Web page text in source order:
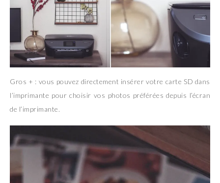
Gros + : vous pouvez directement insérer votre carte SD dans
l’imprimante pour choisir vos photos préférées depuis l’écran
de l’imprimante.